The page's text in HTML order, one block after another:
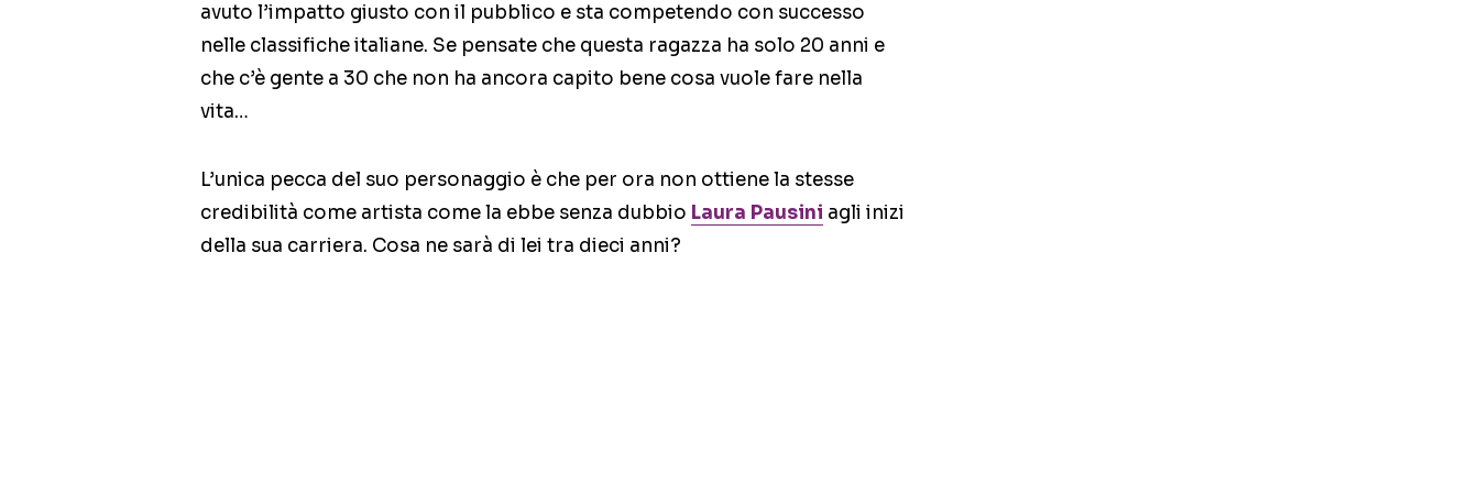
avuto l’impatto giusto con il pubblico e sta competendo con successo
nelle classifiche italiane. Se pensate che questa ragazza ha solo 20 anni e
che c’è gente a 30 che non ha ancora capito bene cosa vuole fare nella
vita…
L’unica pecca del suo personaggio è che per ora non ottiene la stesse
credibilità come artista come la ebbe senza dubbio Laura Pausini agli inizi
della sua carriera. Cosa ne sarà di lei tra dieci anni?